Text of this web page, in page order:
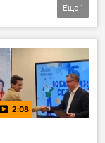
Еще 1
2:08